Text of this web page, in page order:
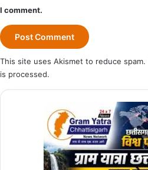
I comment.
This site uses Akismet to reduce spam.
is processed.